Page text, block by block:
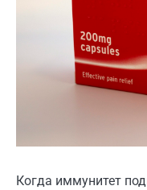
Когда иммунитет